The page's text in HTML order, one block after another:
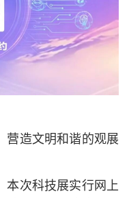
营造文明和谐的观展
本次科技展实行网上